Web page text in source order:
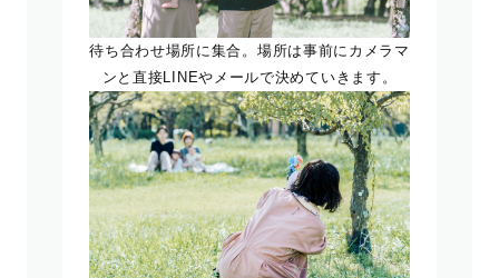
待ち合わせ場所に集合。場所は事前にカメラマ
ンと直接LINEやメールで決めていきます。